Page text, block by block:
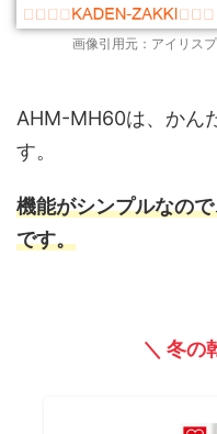
画像引用元：アイリス
AHM-MH60は、かん
す。
機能がシンプルなの
です。
＼ 冬の